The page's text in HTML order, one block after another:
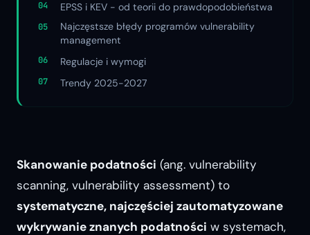
Skanowanie podatności (ang. vulnerability
scanning, vulnerability assessment) to
systematyczne, najczęściej zautomatyzowane
wykrywanie znanych podatności w systemach,
EPSS i KEV - od teorii do prawdopodobieństwa
Najczęstsze błędy programów vulnerability
management
Regulacje i wymogi
Trendy 2025-2027